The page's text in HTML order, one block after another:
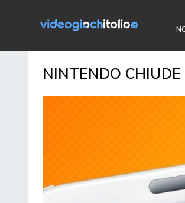
NINTENDO